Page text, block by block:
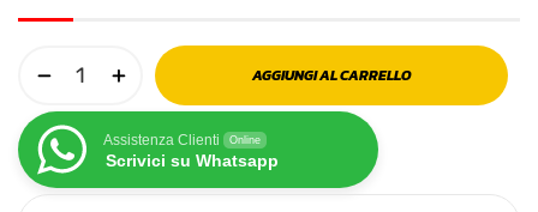
AGGIUNGI AL CARRELLO
Assistenza Clienti Online
Scrivici su Whatsapp